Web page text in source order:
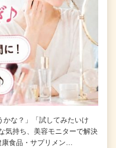
かな？」「試してみたいけ
気持ち、美容モニターで解決
康食品・サプリメン…